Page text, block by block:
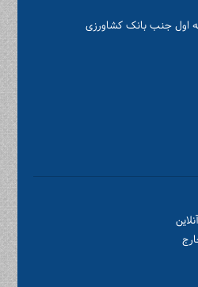
اول جنب بانک کشاورزی